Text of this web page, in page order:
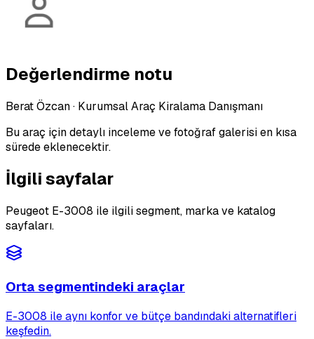
Değerlendirme notu
Berat Özcan· Kurumsal Araç Kiralama Danışmanı
Bu araç için detaylı inceleme ve fotoğraf galerisi en kısa
sürede eklenecektir.
İlgili sayfalar
Peugeot E-3008 ile ilgili segment, marka ve katalog
sayfaları.
Orta segmentindeki araçlar
E-3008 ile aynı konfor ve bütçe bandındaki alternatifleri
keşfedin.